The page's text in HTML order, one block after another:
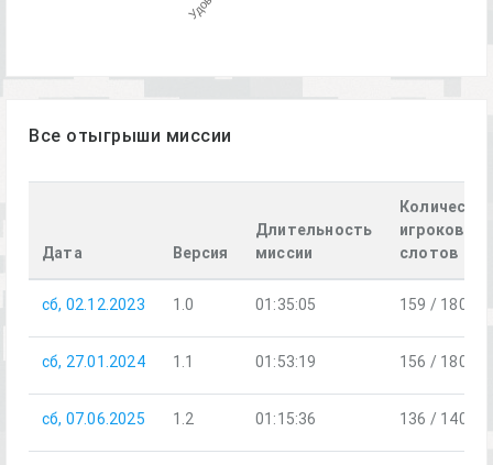
Все отыгрыши миссии
Дата Версия
Длительность
миссии
игроков /
слотов
сб, 02.12.2023 1.0 01:35:05 159 / 180
сб, 27.01.2024 1.1 01:53:19 156 / 180
сб, 07.06.2025 1.2 01:15:36 136 / 140